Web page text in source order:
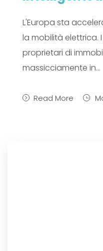
L'Europa sta
la mobilità elettrica.
proprietari di
massicciamente in...
Read More